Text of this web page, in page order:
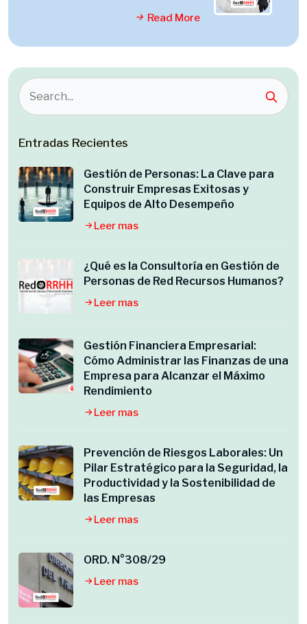
Read More
Entradas Recientes
Gestión de Personas: La Clave para
Construir Empresas Exitosas y
Equipos de Alto Desempeño
Leer mas
¿Qué es la Consultoría en Gestión de
Personas de Red Recursos Humanos?
Leer mas
Gestión Financiera Empresarial:
Cómo Administrar las Finanzas de una
Empresa para Alcanzar el Máximo
Rendimiento
Leer mas
Prevención de Riesgos Laborales: Un
Pilar Estratégico para la Seguridad, la
Productividad y la Sostenibilidad de
las Empresas
Leer mas
ORD. N°308/29
Leer mas